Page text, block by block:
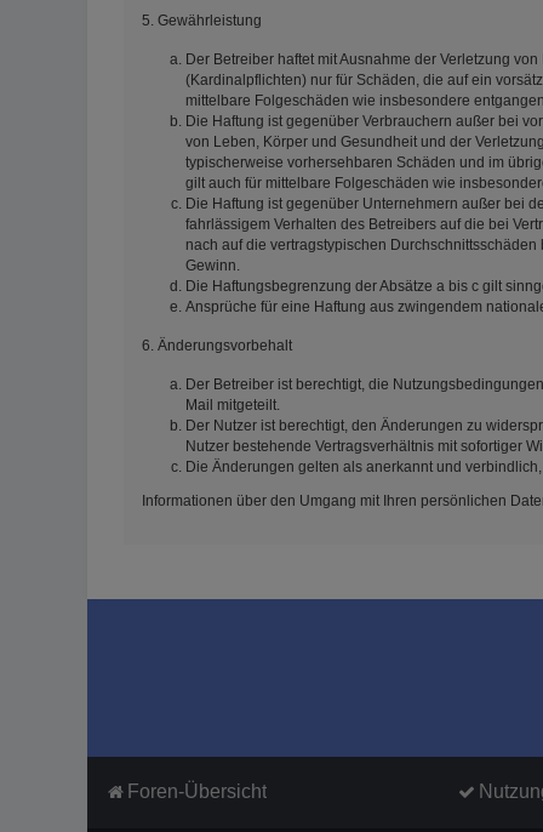
5. Gewährleistung
Der Betreiber haftet mit Ausnahme der Verletzung
(Kardinalpflichten) nur für Schäden, die auf ein
mittelbare Folgeschäden wie insbesondere
Die Haftung ist gegenüber Verbrauchern außer bei
von Leben, Körper und Gesundheit und der
typischerweise vorhersehbaren Schäden und im
gilt auch für mittelbare Folgeschäden wie
Die Haftung ist gegenüber Unternehmern außer bei
fahrlässigem Verhalten des Betreibers auf die bei
nach auf die vertragstypischen
Gewinn.
Die Haftungsbegrenzung der Absätze a bis c gilt
Ansprüche für eine Haftung aus zwingendem
6. Änderungsvorbehalt
Der Betreiber ist berechtigt, die
Mail mitgeteilt.
Der Nutzer ist berechtigt, den Änderungen zu
Nutzer bestehende Vertragsverhältnis mit sofortiger
Die Änderungen gelten als anerkannt und
Informationen über den Umgang mit Ihren persönlichen
Foren-Übersicht